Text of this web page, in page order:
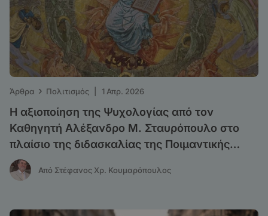
Άρθρα › Πολιτισμός 1 Απρ. 2026
Η αξιοποίηση της Ψυχολογίας από τον
Καθηγητή Αλέξανδρο Μ. Σταυρόπουλο στο
πλαίσιο της διδασκαλίας της Ποιμαντικής
Θεολογίας
Από Στέφανος Χρ. Κουμαρόπουλος